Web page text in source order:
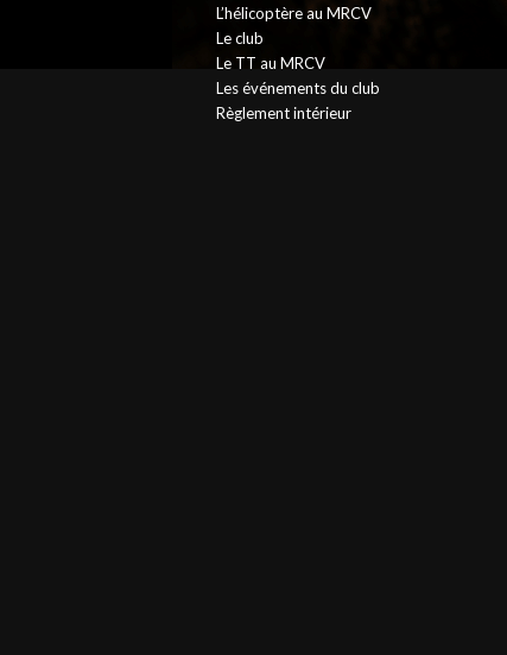
L’hélicoptère au MRCV
Le club
Le TT au MRCV
Les événements du club
Règlement intérieur